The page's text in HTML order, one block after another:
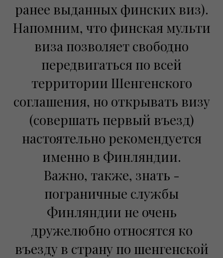
ранее выданных финских виз).
Напомним, что финская мульти
виза позволяет свободно
передвигаться по всей
территории Шенгенского
соглашения, но открывать визу
(совершать первый въезд)
настоятельно рекомендуется
именно в Финляндии.
Важно, также, знать -
пограничные службы
Финляндии не очень
дружелюбно относятся ко
въезду в страну по шенгенской